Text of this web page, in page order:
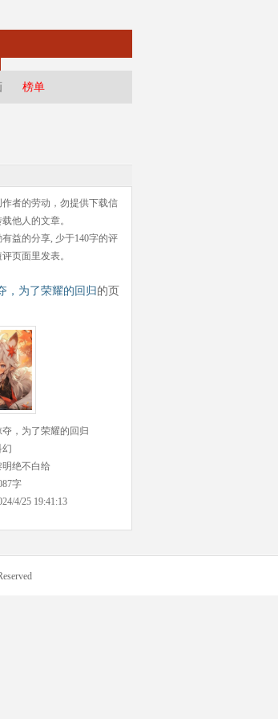
榜单
作者的劳动，勿提供下载信
他人的文章。
有益的分享, 少于140字的评
页面里发表。
，为了荣耀的回归的页
夺，为了荣耀的回归
幻
明绝不白给
字
4/25 19:41:13